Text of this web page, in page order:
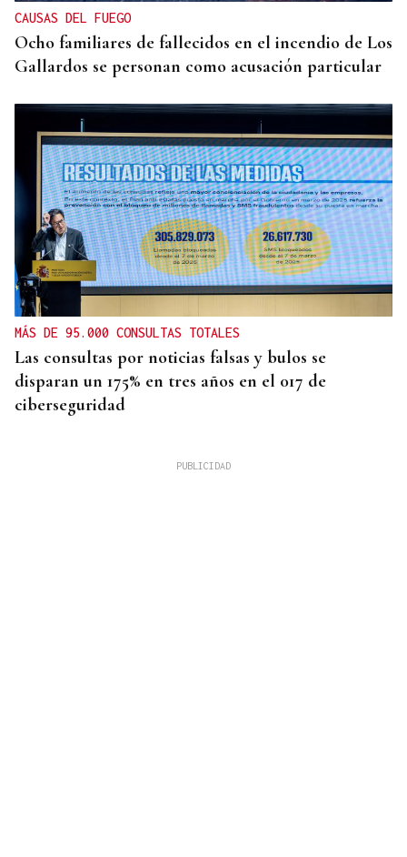
CAUSAS DEL FUEGO
Ocho familiares de fallecidos en el incendio de Los
Gallardos se personan como acusación particular
MÁS DE 95.000 CONSULTAS TOTALES
Las consultas por noticias falsas y bulos se
disparan un 175% en tres años en el 017 de
ciberseguridad